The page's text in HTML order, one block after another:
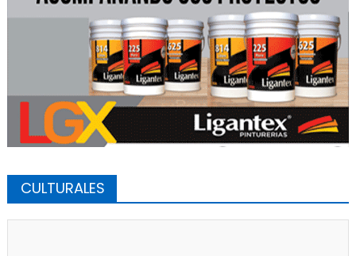
CULTURALES